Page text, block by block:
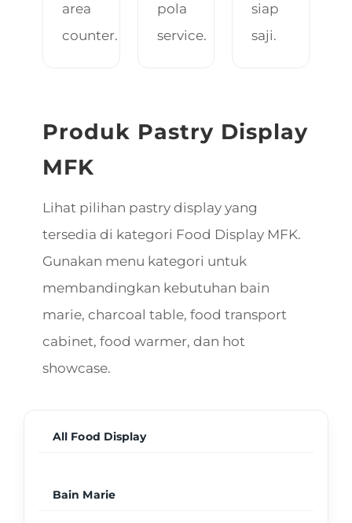
area
counter.
pola
service.
siap
saji.
Produk Pastry Display
MFK
Lihat pilihan pastry display yang
tersedia di kategori Food Display MFK.
Gunakan menu kategori untuk
membandingkan kebutuhan bain
marie, charcoal table, food transport
cabinet, food warmer, dan hot
showcase.
All Food Display
Bain Marie